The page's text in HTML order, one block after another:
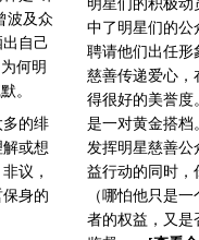
波及众
自己
何明
。
的绯
或想
议，
身的
明星们的积极
中了明星们的公
聘请他们出任形
慈善传递爱心，
得很好的美誉度
是一对黄金搭档
发挥明星慈善公
益行动的同时，
（哪怕他只是
者的权益，又是